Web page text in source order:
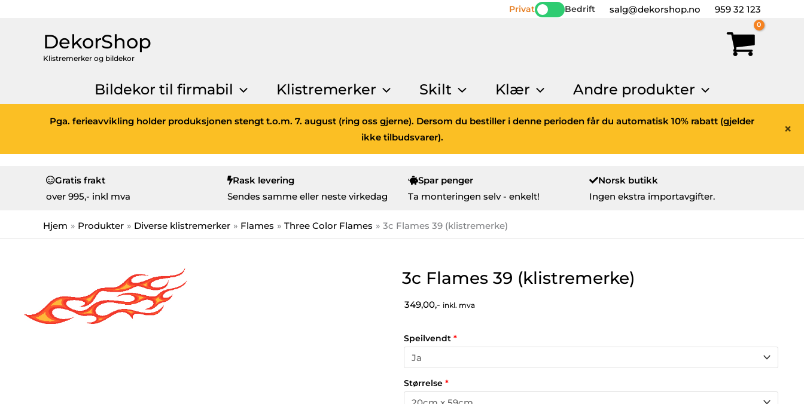
Privat Bedrift salg@dekorshop.no 959 32 123
DekorShop
Klistremerker og bildekor
Bildekor til firmabil Klistremerker Skilt Klær Andre produkter
×
Pga. ferieavvikling holder produksjonen stengt t.o.m. 7. august (ring oss gjerne). Dersom du bestiller i denne perioden får du automatisk 10% rabatt (gjelder
ikke tilbudsvarer).
Gratis frakt
over 995,- inkl mva
Rask levering
Sendes samme eller neste virkedag
Spar penger
Ta monteringen selv - enkelt!
Norsk butikk
Ingen ekstra importavgifter.
Hjem Produkter Diverse klistremerker Flames Three Color Flames 3c Flames 39 (klistremerke)
3c Flames 39 (klistremerke)
349,00,- inkl. mva
Speilvendt *
Størrelse *